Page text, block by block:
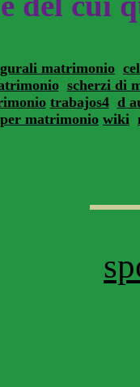
matrimonio
scherzi di
trabajos4 d
matrimonio wiki